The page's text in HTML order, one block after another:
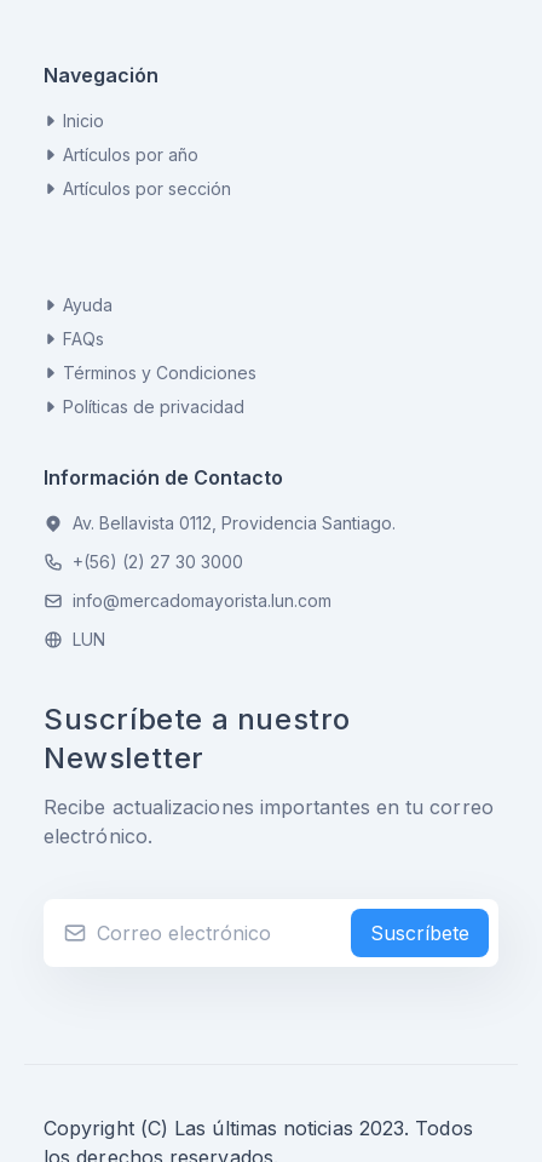
Navegación
Inicio
Artículos por año
Artículos por sección
Ayuda
FAQs
Términos y Condiciones
Políticas de privacidad
Información de Contacto
Av. Bellavista 0112, Providencia Santiago.
+(56) (2) 27 30 3000
info@mercadomayorista.lun.com
LUN
Suscríbete a nuestro
Newsletter
Recibe actualizaciones importantes en tu correo
electrónico.
Suscríbete
Copyright (C) Las últimas noticias 2023. Todos
los derechos reservados.